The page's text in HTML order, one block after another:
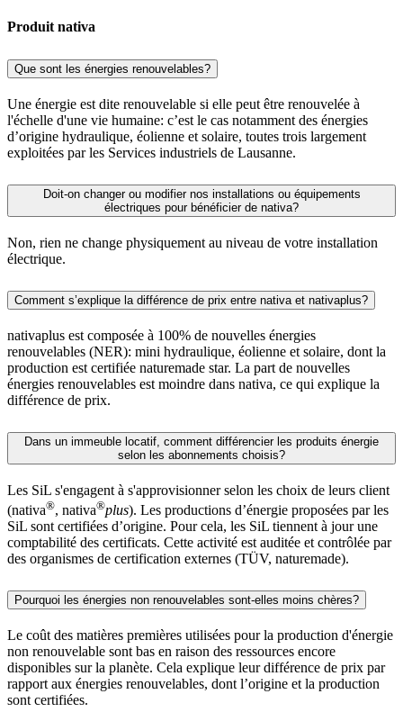
Produit nativa
Que sont les énergies renouvelables?
Une énergie est dite renouvelable si elle peut être renouvelée à
l'échelle d'une vie humaine: c’est le cas notamment des énergies
d’origine hydraulique, éolienne et solaire, toutes trois largement
exploitées par les Services industriels de Lausanne.
Doit-on changer ou modifier nos installations ou équipements
électriques pour bénéficier de nativa?
Non, rien ne change physiquement au niveau de votre installation
électrique.
Comment s’explique la différence de prix entre nativa et nativaplus?
nativaplus est composée à 100% de nouvelles énergies
renouvelables (NER): mini hydraulique, éolienne et solaire, dont la
production est certifiée naturemade star. La part de nouvelles
énergies renouvelables est moindre dans nativa, ce qui explique la
différence de prix.
Dans un immeuble locatif, comment différencier les produits énergie
selon les abonnements choisis?
Les SiL s'engagent à s'approvisionner selon les choix de leurs client
(nativa®, nativa®plus). Les productions d’énergie proposées par les
SiL sont certifiées d’origine. Pour cela, les SiL tiennent à jour une
comptabilité des certificats. Cette activité est auditée et contrôlée par
des organismes de certification externes (TÜV, naturemade).
Pourquoi les énergies non renouvelables sont-elles moins chères?
Le coût des matières premières utilisées pour la production d'énergie
non renouvelable sont bas en raison des ressources encore
disponibles sur la planète. Cela explique leur différence de prix par
rapport aux énergies renouvelables, dont l’origine et la production
sont certifiées.